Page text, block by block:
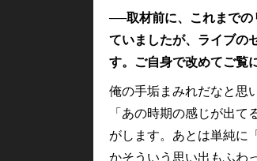
──取材前に、これまでの
ていましたが、ライブの
す。ご自身で改めてご覧
俺の手垢まみれだなと思
「あの時期の感じが出
がします。あとは単純に
かそういう思い出もふわ